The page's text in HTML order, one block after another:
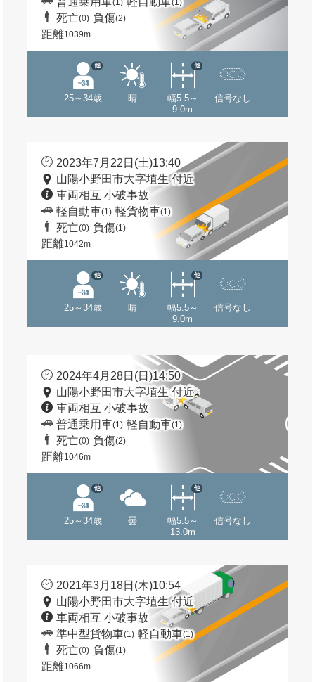
(1) (1)
死亡(0) 負傷(2)
距離1039m
25～34歳
他
晴
幅5.5～
9.0m
他
信号なし
2023年7月22日(土)13:40
山陽小野田市大字埴生 付近
車両相互 小破事故
軽自動車(1) 軽貨物車(1)
死亡(0) 負傷(1)
距離1042m
25～34歳
他
晴
幅5.5～
9.0m
他
信号なし
2024年4月28日(日)14:50
山陽小野田市大字埴生 付近
車両相互 小破事故
普通乗用車(1) 軽自動車(1)
死亡(0) 負傷(2)
距離1046m
25～34歳
他
曇
幅5.5～
13.0m
他
信号なし
2021年3月18日(木)10:54
山陽小野田市大字埴生 付近
車両相互 小破事故
準中型貨物車(1) 軽自動車(1)
死亡(0) 負傷(1)
距離1066m